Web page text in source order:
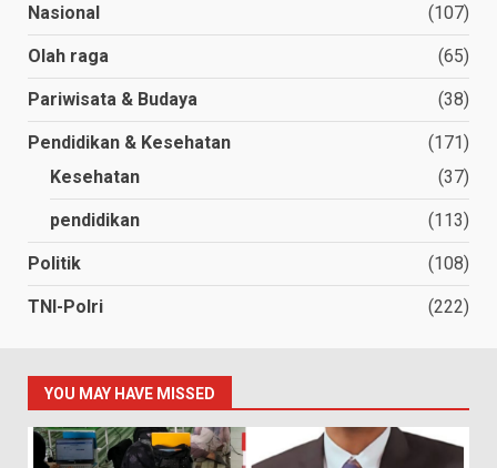
Nasional (107)
Olah raga (65)
Pariwisata & Budaya (38)
Pendidikan & Kesehatan
(171)
Kesehatan
(37)
pendidikan (113)
Politik (108)
TNI-Polri (222)
YOU MAY HAVE MISSED